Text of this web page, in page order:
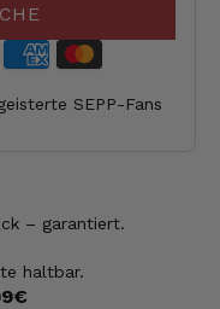
SEPP-Fans
– garantiert.
haltbar.